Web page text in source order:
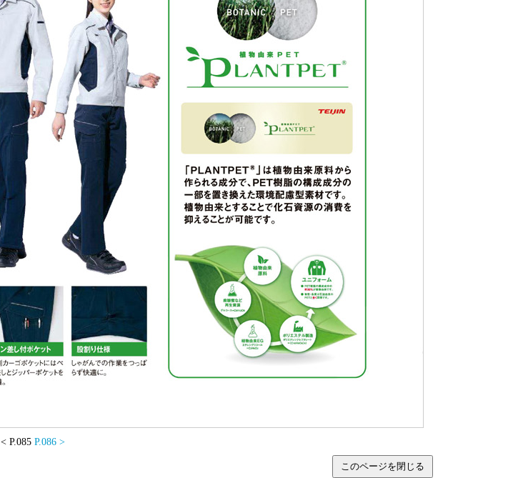
< P.085 P.086 >
このページを閉じる